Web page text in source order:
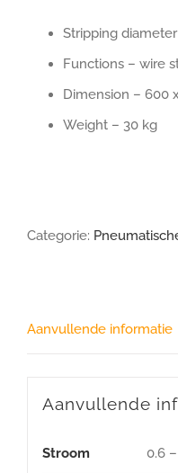
Stripping
Functions – wire
Dimension – 600
Weight – 30 kg
Categorie:
Aanvullende informatie
Aanvullende
Stroom 0.6